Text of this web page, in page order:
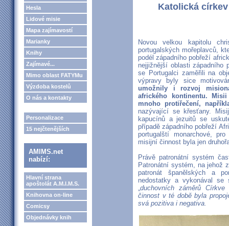
Hesla
Lidové misie
Mapa zajímavostí
Marianky
Knihy
Zajímavé...
Mimo oblast FATYMu
Výzdoba kostelů
O nás a kontakty
Personalizace
15 nejčtenějších
AMIMS.net
nabízí:
Hlavní strana
apoštolát A.M.I.M.S.
Knihovna on-line
Comicsy
Objednávky knih
Katolická
Novou velkou kapitolu
portugalských mořeplavců,
podél západního pobřeží
nejjižnější oblasti západního
se Portugalci zaměřili na
výpravy byly sice
umožnily i rozvoj
afrického kontinentu.
mnoho protiřečení,
nazývající se křesťany.
kapucínů a jezuitů se
případě západního pobřeží
portugalští monarchové,
misijní činnost byla jen
Právě patronátní systém
Patronátní systém, na jehož
patronát španělských a
nedostatky a vykonával se
„duchovních záměrů
činnost v té době byla
svá pozitiva i negativa.